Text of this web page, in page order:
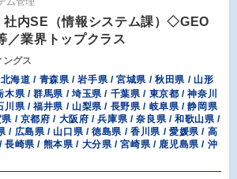
社内SE（情報システム課）◇GEO
業界トップクラス
ングス
北海道 / 青森県 / 岩手県 / 宮城県 / 秋田県 / 山形
県 / 群馬県 / 埼玉県 / 千葉県 / 東京都 / 神奈川
川県 / 福井県 / 山梨県 / 長野県 / 岐阜県 / 静岡県
/ 京都府 / 大阪府 / 兵庫県 / 奈良県 / 和歌山県 /
/ 広島県 / 山口県 / 徳島県 / 香川県 / 愛媛県 / 高
長崎県 / 熊本県 / 大分県 / 宮崎県 / 鹿児島県 / 沖